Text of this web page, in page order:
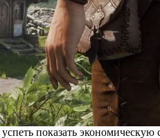
показать экономическую